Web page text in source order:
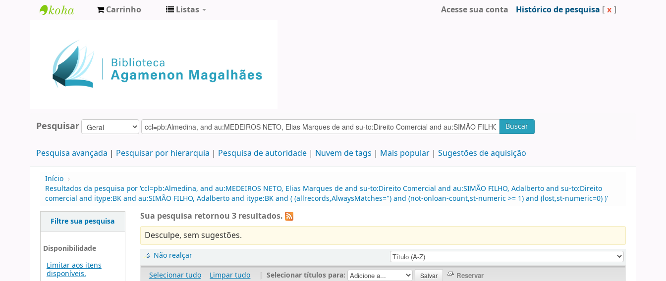
Agamenon
Magalhães
Carrinho Listas Acesse sua conta Histórico de pesquisa [ x ]
Pesquisar Buscar
Pesquisa avançada Pesquisar por hierarquia Pesquisa de autoridade Nuvem de tags Mais popular Sugestões de aquisição
Início ›
Resultados da pesquisa por 'ccl=pb:Almedina, and au:MEDEIROS NETO, Elias Marques de and su-to:Direito Comercial and au:SIMÃO FILHO, Adalberto and su-to:Direito
comercial and itype:BK and au:SIMÃO FILHO, Adalberto and itype:BK and ( (allrecords,AlwaysMatches='') and (not-onloan-count,st-numeric >= 1) and (lost,st-numeric=0) )'
Filtre sua pesquisa
Disponibilidade
Limitar aos itens
disponíveis.
Sua pesquisa retornou 3 resultados.
Desculpe, sem sugestões.
Não realçar
Selecionar tudo
Limpar tudo | Selecionar títulos para: